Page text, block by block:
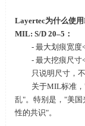
Layertec为什么使用
MIL: S/D 20–5 ：
- 最大划痕宽度
- 最大挖痕尺寸
只说明尺寸，
关于MIL标准，
乱"。特别是， "美国
性的共识"。